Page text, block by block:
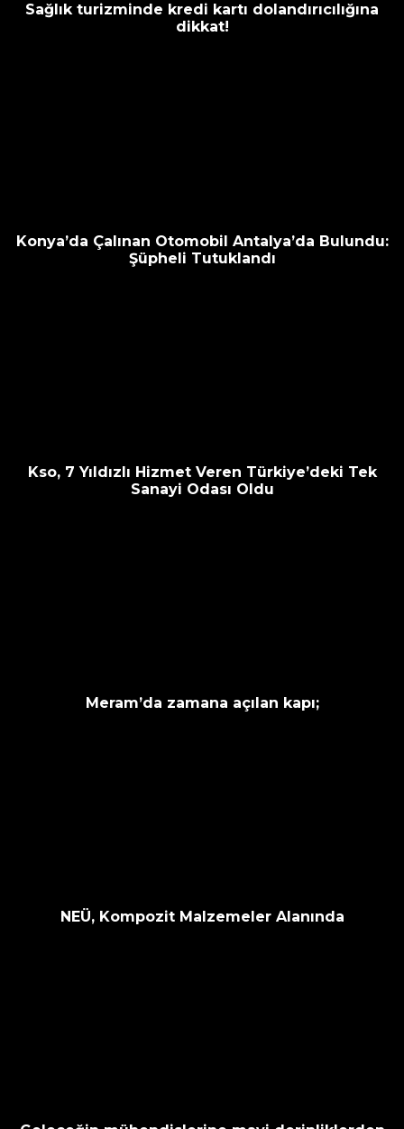
Sağlık turizminde kredi kartı dolandırıcılığına
dikkat!
Konya’da Çalınan Otomobil Antalya’da Bulundu:
Şüpheli Tutuklandı
Kso, 7 Yıldızlı Hizmet Veren Türkiye’deki Tek
Sanayi Odası Oldu
Meram’da zamana açılan kapı;
NEÜ, Kompozit Malzemeler Alanında